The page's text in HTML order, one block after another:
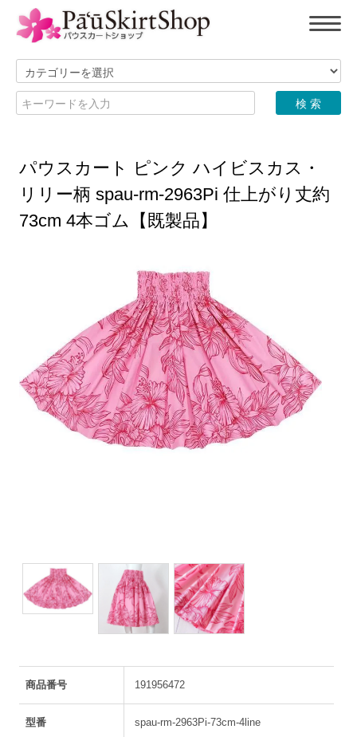
パウスカート ピンク ハイビスカス・
リリー柄 spau-rm-2963Pi 仕上がり丈約
73cm 4本ゴム【既製品】
商品番号 191956472
型番 spau-rm-2963Pi-73cm-4line